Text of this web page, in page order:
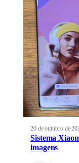
20 de outubro de
Sistema
imagens